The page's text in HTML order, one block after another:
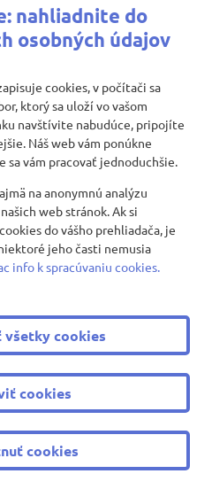
nahliadnite do
osobných údajov
cookies, v počítači sa
ktorý sa uloží vo vašom
navštívite nabudúce, pripojíte
Náš web vám ponúkne
sa vám pracovať jednoduchšie.
na anonymnú analýzu
web stránok. Ak si
do vášho prehliadača, je
jeho časti nemusia
info k spracúvaniu cookies.
cookies
cookies
cookies